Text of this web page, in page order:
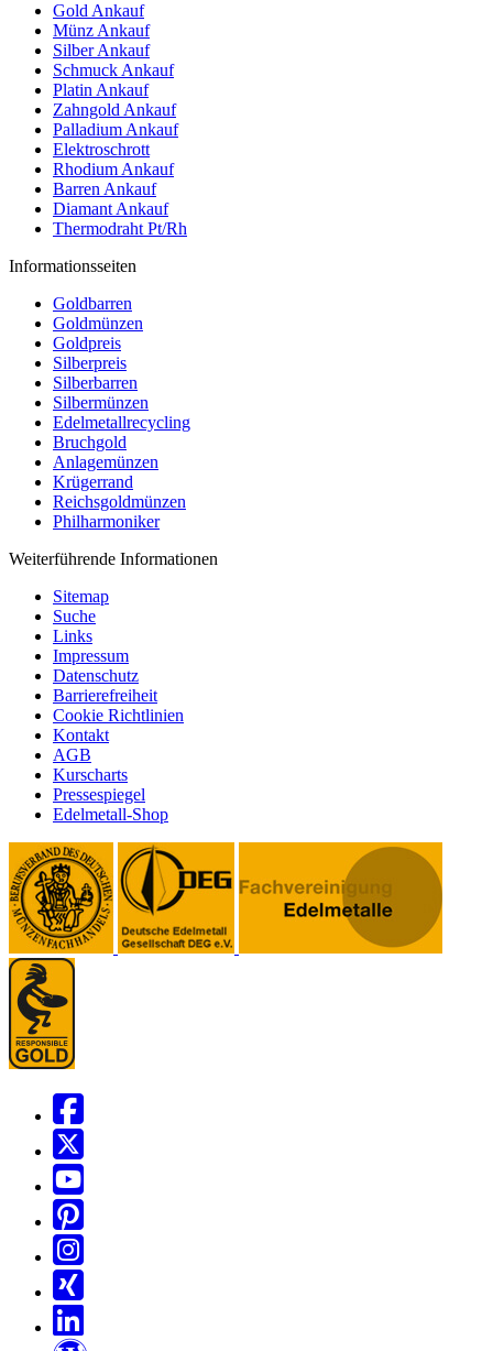
Gold Ankauf
Münz Ankauf
Silber Ankauf
Schmuck Ankauf
Platin Ankauf
Zahngold Ankauf
Palladium Ankauf
Elektroschrott
Rhodium Ankauf
Barren Ankauf
Diamant Ankauf
Thermodraht Pt/Rh
Informationsseiten
Goldbarren
Goldmünzen
Goldpreis
Silberpreis
Silberbarren
Silbermünzen
Edelmetallrecycling
Bruchgold
Anlagemünzen
Krügerrand
Reichsgoldmünzen
Philharmoniker
Weiterführende Informationen
Sitemap
Suche
Links
Impressum
Datenschutz
Barrierefreiheit
Cookie Richtlinien
Kontakt
AGB
Kurscharts
Pressespiegel
Edelmetall-Shop